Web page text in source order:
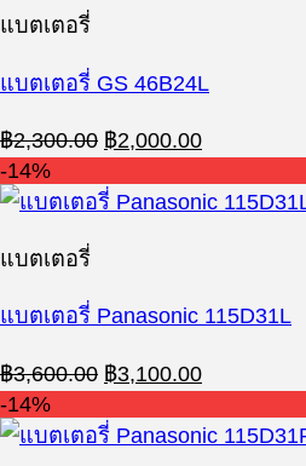
แบตเตอรี่
แบตเตอรี่ GS 46B24L
฿2,300.00 Original
price
was:
฿2,300.00.
฿2,000.00Current
price
is:
฿2,000.00.
-14%
แบตเตอรี่
แบตเตอรี่ Panasonic 115D31L
฿3,600.00 Original
price
was:
฿3,600.00.
฿3,100.00Current
price
is:
฿3,100.00.
-14%